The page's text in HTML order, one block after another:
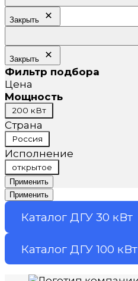
Закрыть
Закрыть
Фильтр подбора
Цена
Мощность
Мощность
200 кВт
Страна
Страна
Россия
Исполнение
Исполнение
открытое
Применить
Применить
Каталог ДГУ 30 кВт
Каталог ДГУ 100 кВт